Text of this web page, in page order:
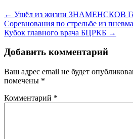
← Ушёл из жизни ЗНАМЕНСКОВ
Соревнования по стрельбе из
Кубок главного врача БЦРКБ →
Добавить комментарий
Ваш адрес email не будет
помечены *
Комментарий *